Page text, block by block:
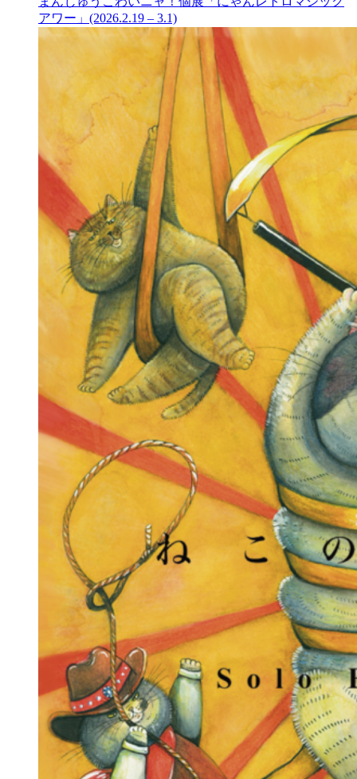
アワー」(2026.2.19 – 3.1)